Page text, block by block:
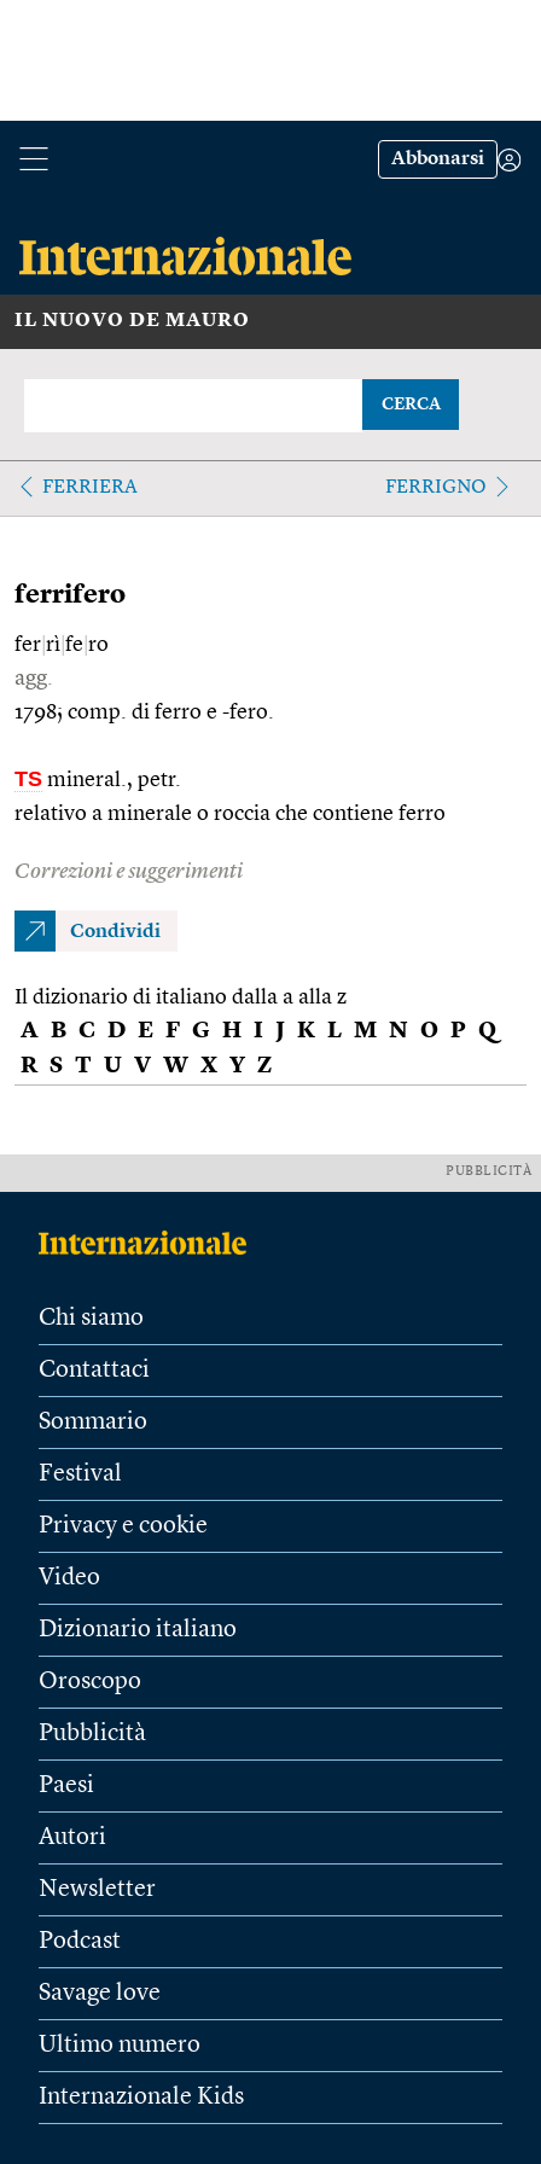
Abbonarsi
IL NUOVO DE MAURO
CERCA
FERRIERA FERRIGNO
ferrifero
fer rì fe ro
agg.
1798; comp. di ferro e -fero.
TS mineral., petr.
relativo a minerale o roccia che contiene ferro
Correzioni e suggerimenti
Condividi
Il dizionario di italiano dalla a alla z
A B C D E F G H I J K L M N O P Q
R S T U V W X Y Z
PUBBLICITÀ
Chi siamo
Contattaci
Sommario
Festival
Privacy e cookie
Video
Dizionario italiano
Oroscopo
Pubblicità
Paesi
Autori
Newsletter
Podcast
Savage love
Ultimo numero
Internazionale Kids